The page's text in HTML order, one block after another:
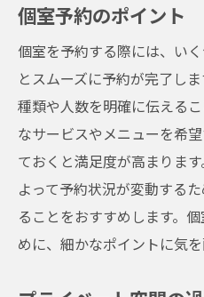
個室予約のポイント
個室を予約する際には、い
とスムーズに予約が完了し
種類や人数を明確に伝える
なサービスやメニューを希
ておくと満足度が高まりま
よって予約状況が変動する
ることをおすすめします。
めに、細かなポイントに気を